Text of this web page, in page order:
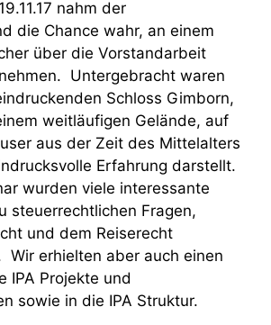
nahm der
die Chance wahr, an einem
über die Vorstandarbeit
Untergebracht waren
Schloss Gimborn,
weitläufigen Gelände, auf
aus der Zeit des Mittelalters
Erfahrung darstellt.
wurden viele interessante
steuerrechtlichen Fragen,
und dem Reiserecht
Wir erhielten aber auch einen
IPA Projekte und
sowie in die IPA Struktur.